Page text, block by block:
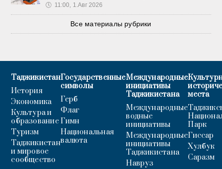
🕔 11:00, 1.Авг 2026
Все материалы рубрики
Таджикистан
История
Экономика
Культура и
образование
Туризм
Таджикистан
и мировое
сообщество
Государственные
символы
Герб
Флаг
Гимн
Национальная
валюта
Международные
инициативы
Таджикистана
Международные
водные
инициативы
Международные
инициативы
Таджикистана
Навруз
места
Парк
Гиссар
Хулбук
Саразм